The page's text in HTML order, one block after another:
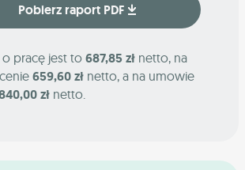
Pobierz raport PDF
pracę jest to687,85 zł netto, na
659,60 zł netto, a na umowie
zł netto.